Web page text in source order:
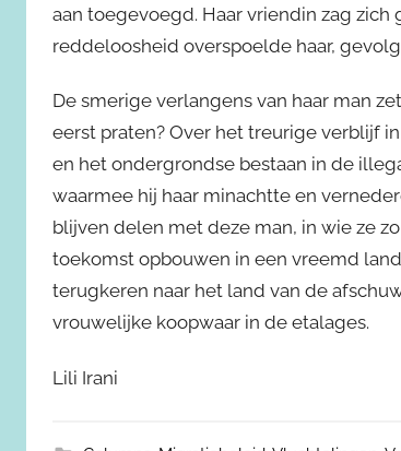
aan toegevoegd. Haar vriendin zag
reddeloosheid overspoelde haar,
De smerige verlangens van haar man
eerst praten? Over het treurige verblijf
en het ondergrondse bestaan in de
waarmee hij haar minachtte en
blijven delen met deze man, in wie ze
toekomst opbouwen in een vreemd
terugkeren naar het land van de
vrouwelijke koopwaar in de etalages.
Lili Irani